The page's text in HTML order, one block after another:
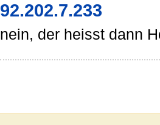
92.202.7.233
nein, der heisst dann